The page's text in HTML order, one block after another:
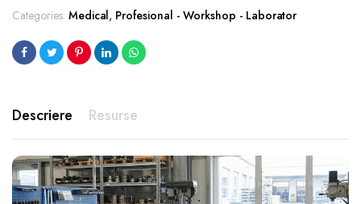
Categories: Medical, Profesional - Workshop - Laborator
Resurse
Descriere